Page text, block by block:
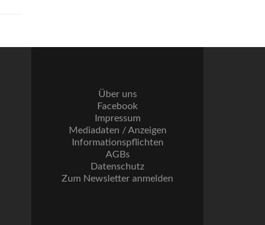
Über uns
Facebook
Impressum
Mediadaten / Anzeigen
Informationspflichten
AGBs
Datenschutz
Zum Newsletter anmelden